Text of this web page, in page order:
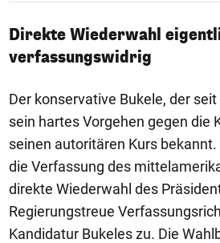
Direkte Wiederwahl
verfassungswidrig
Der konservative Bukele, der
sein hartes Vorgehen gegen die
seinen autoritären Kurs
die Verfassung des
direkte Wiederwahl des
Regierungstreue
Kandidatur Bukeles zu. Die